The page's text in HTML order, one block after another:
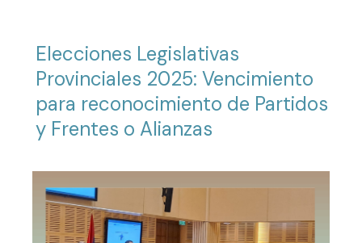
Elecciones Legislativas
Provinciales 2025: Vencimiento
para reconocimiento de Partidos
y Frentes o Alianzas